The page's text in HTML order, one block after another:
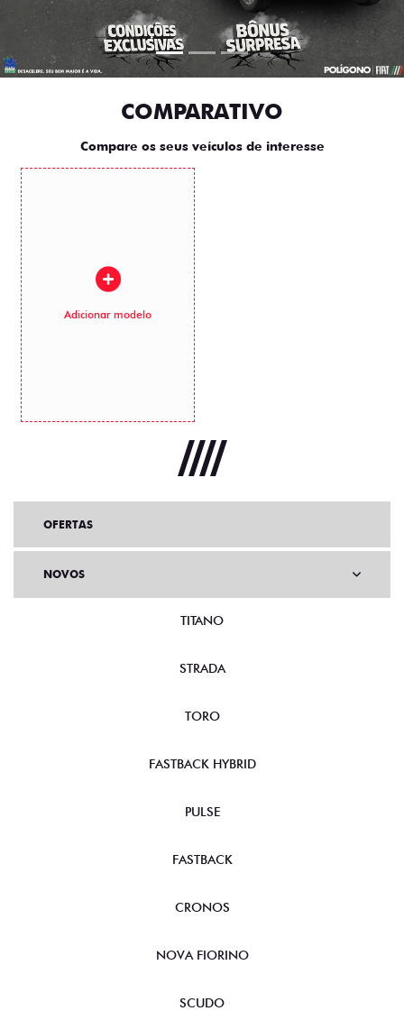
COMPARATIVO
Compare os seus veículos de interesse
Adicionar modelo
OFERTAS
NOVOS
TITANO
STRADA
TORO
FASTBACK HYBRID
PULSE
FASTBACK
CRONOS
NOVA FIORINO
SCUDO